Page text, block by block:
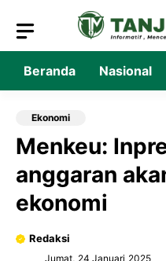
isi
Beranda Nasional
Ekonomi
Menkeu:
anggaran
ekonomi
Redaksi
Jumat, 24 Januari 2025